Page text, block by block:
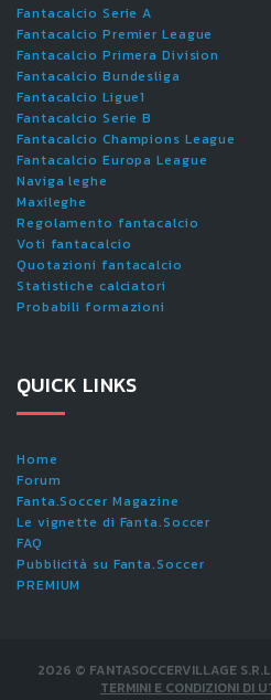
Fantacalcio Serie A
Fantacalcio Premier League
Fantacalcio Primera Division
Fantacalcio Bundesliga
Fantacalcio Ligue1
Fantacalcio Serie B
Fantacalcio Champions League
Fantacalcio Europa League
Naviga leghe
Maxileghe
Regolamento fantacalcio
Voti fantacalcio
Quotazioni fantacalcio
Statistiche calciatori
Probabili formazioni
QUICK LINKS
Home
Forum
Fanta.Soccer Magazine
Le vignette di Fanta.Soccer
FAQ
Pubblicità su Fanta.Soccer
PREMIUM
2026 © FANTASOCCERVILLAGE
TERMINI E CONDIZIONI DI